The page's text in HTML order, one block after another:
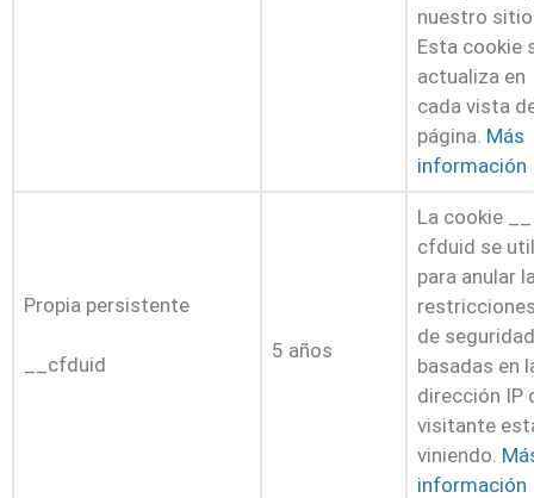
nuestro
Esta cookie
actualiza en
cada vista
página. Más
información
Propia persistente
__cfduid
5 años
La cookie __
cfduid se
para anular
de seguridad
basadas en
dirección IP
visitante
viniendo.
información